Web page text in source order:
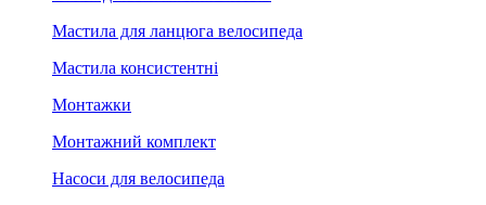
Мастила для ланцюга велосипеда
Мастила консистентні
Монтажки
Монтажний комплект
Насоси для велосипеда